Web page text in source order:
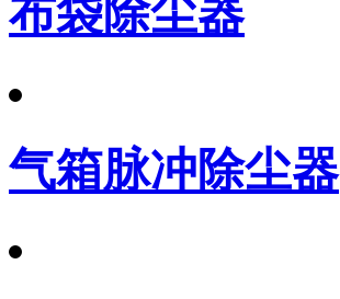
布袋除尘器
气箱脉冲除尘器